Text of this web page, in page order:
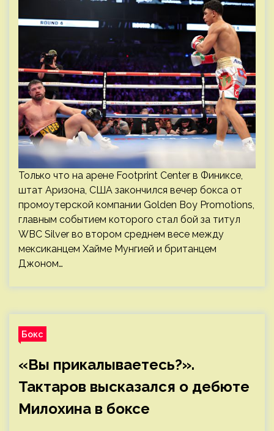
Только что на арене Footprint Center в Финиксе,
штат Аризона, США закончился вечер бокса от
промоутерской компании Golden Boy Promotions,
главным событием которого стал бой за титул
WBC Silver во втором среднем весе между
мексиканцем Хайме Мунгией и британцем
Джоном…
Бокс
«Вы прикалываетесь?».
Тактаров высказался о дебюте
Милохина в боксе